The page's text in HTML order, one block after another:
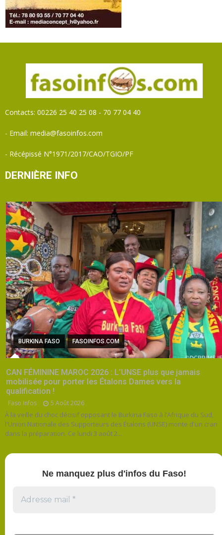
Contacts: 00226 25 40 25 08 - 70 77 04 40
- Email: media@fasoinfos.com
- Récépissé N°1971/2017/CAO/TGIO/PF
DERNIÈRE INFO
BURKINA FASO FASOINFOS.COM
CAN FÉMININE MAROC 2026 : L’UNSE plus que jamais
mobilisée pour porter les Étalons Dames vers la
qualification !
Faso Infos 5 Août 2026
À la veille du choc décisif opposant le Burkina Faso à l’Afrique du Sud,
l'Union Nationale des Supporteurs des Étalons (UNSE) monte d'un cran
dans la préparation. Ce lundi 3 août 2...
Ne manquez plus d'infos du Faso!